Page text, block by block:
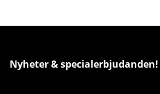
Nyheter & specialerbjudanden!